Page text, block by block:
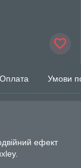
Оплата Умови
ефект